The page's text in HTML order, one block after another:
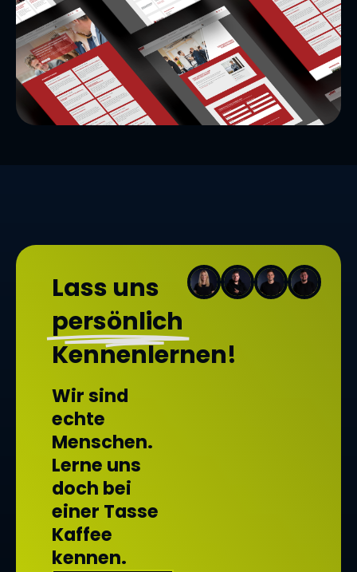
Lass uns
persönlich
Kennenlernen!
Wir sind
echte
Menschen.
Lerne uns
doch bei
einer Tasse
Kaffee
kennen.